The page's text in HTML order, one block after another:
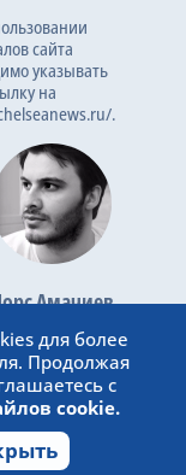
сайта
указывать
на
.
Амачиев
Основатель сайта
для более
Продолжая
с
cookie.